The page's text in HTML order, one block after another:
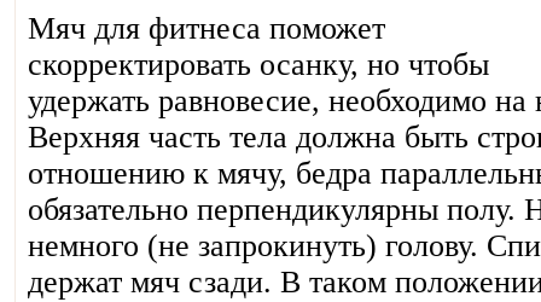
Мяч для фитнеса поможет
скорректировать осанку, но чтобы
удержать равновесие, необходимо на
Верхняя часть тела должна быть
отношению к мячу, бедра
обязательно перпендикулярны полу.
немного (не запрокинуть) голову.
держат мяч сзади. В таком